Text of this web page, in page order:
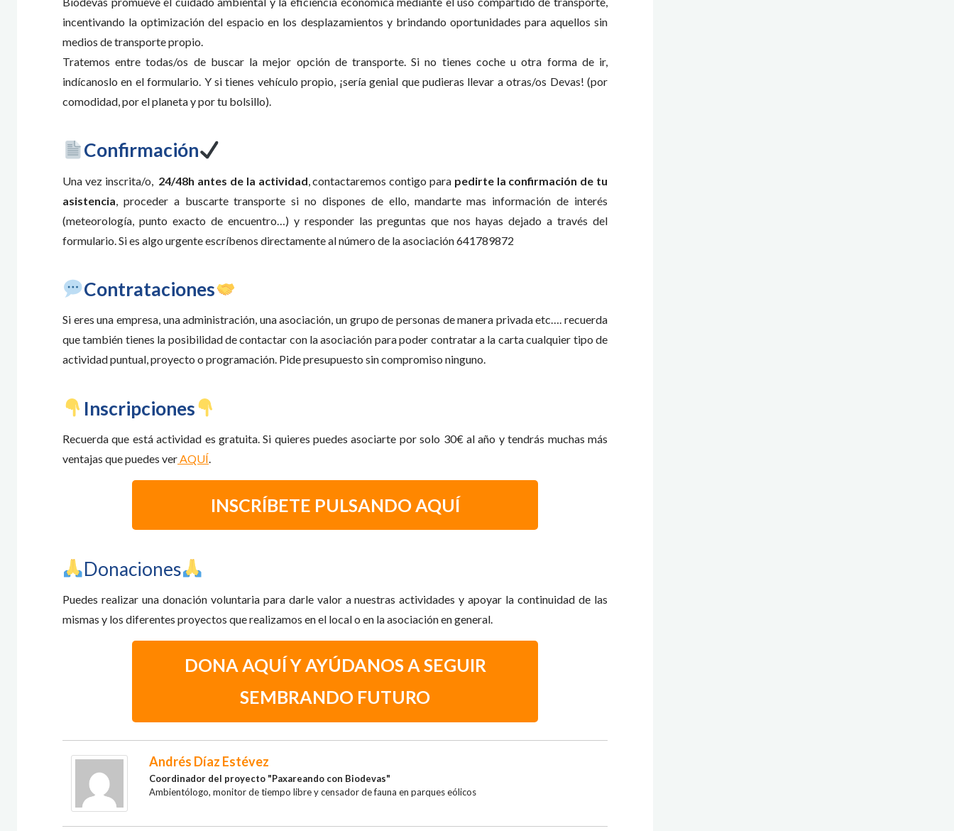
incentivando la optimización del espacio en los desplazamientos y brindando oportunidades para aquellos sin
medios de transporte propio.
Tratemos entre todas/os de buscar la mejor opción de transporte. Si no tienes coche u otra forma de ir,
indícanoslo en el formulario. Y si tienes vehículo propio, ¡sería genial que pudieras llevar a otras/os Devas! (por
comodidad, por el planeta y por tu bolsillo).
Confirmación
Una vez inscrita/o, 24/48h antes de la actividad , contactaremos contigo parapedirte la confirmación de tu
asistencia , proceder a buscarte transporte si no dispones de ello, mandarte mas información de interés
(meteorología, punto exacto de encuentro…) y responder las preguntas que nos hayas dejado a través del
formulario. Si es algo urgente escríbenos directamente al número de la asociación 641789872
​Contrataciones
Si eres una empresa, una administración, una asociación, un grupo de personas de manera privada etc…. recuerda
que también tienes la posibilidad de contactar con la asociación para poder contratar a la carta cualquier tipo de
actividad puntual, proyecto o programación. Pide presupuesto sin compromiso ninguno.
​Inscripciones
Recuerda que está actividad es gratuita. Si quieres puedes asociarte por solo 30€ al año y tendrás muchas más
ventajas que puedes ver AQUÍ
INSCRÍBETE PULSANDO AQUÍ
​Donaciones
Puedes realizar una donación voluntaria para darle valor a nuestras actividades y apoyar la continuidad de las
mismas y los diferentes proyectos que realizamos en el local o en la asociación en general.
DONA AQUÍ Y AYÚDANOS A SEGUIR
SEMBRANDO FUTURO
Andrés Díaz Estévez
Coordinador del proyecto "Paxareando con Biodevas"
Ambientólogo, monitor de tiempo libre y censador de fauna en parques eólicos